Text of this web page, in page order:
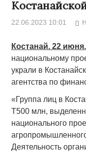
22.06.2023 10:01
Костанай. 22
национальному
украли в
агентства по
«Группа лиц в
Т500 млн,
национального
Деятельность